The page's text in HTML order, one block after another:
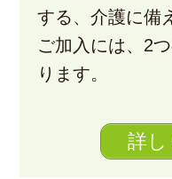
する、介護に備
ご加入には、2
ります。
詳し